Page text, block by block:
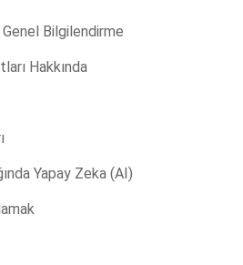
Bilgilendirme
Hakkında
Yapay Zeka (AI)